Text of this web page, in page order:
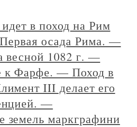
в поход на Рим
осада Рима. —
весной 1082 г. —
к Фарфе. — Поход в
III делает его
—
земель маркграфини